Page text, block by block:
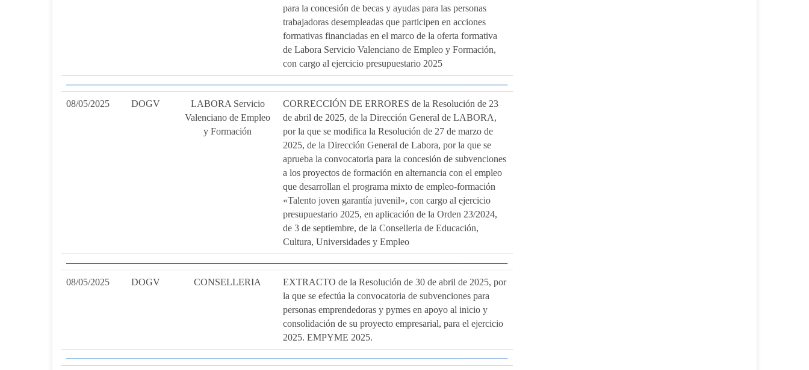
para la concesión de becas y ayudas para las personas
trabajadoras desempleadas que participen en acciones
formativas financiadas en el marco de la oferta formativa
de Labora Servicio Valenciano de Empleo y Formación,
con cargo al ejercicio presupuestario 2025
08/05/2025 DOGV
LABORA Servicio
Valenciano de Empleo
y Formación
CORRECCIÓN DE ERRORES de la Resolución de 23
de abril de 2025, de la Dirección General de LABORA,
por la que se modifica la Resolución de 27 de marzo de
2025, de la Dirección General de Labora, por la que se
aprueba la convocatoria para la concesión de subvenciones
a los proyectos de formación en alternancia con el empleo
que desarrollan el programa mixto de empleo-formación
«Talento joven garantía juvenil», con cargo al ejercicio
presupuestario 2025, en aplicación de la Orden 23/2024,
de 3 de septiembre, de la Conselleria de Educación,
Cultura, Universidades y Empleo
08/05/2025 DOGV CONSELLERIA
EXTRACTO de la Resolución de 30 de abril de 2025, por
la que se efectúa la convocatoria de subvenciones para
personas emprendedoras y pymes en apoyo al inicio y
consolidación de su proyecto empresarial, para el ejercicio
2025. EMPYME 2025.